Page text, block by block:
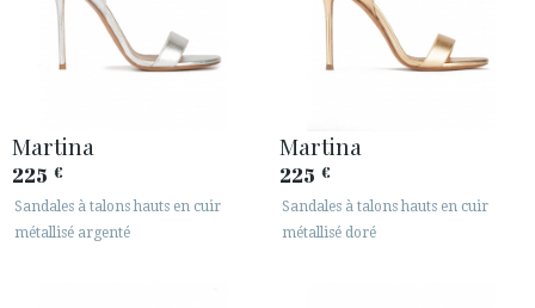
· SERVICE CLIENT
· EXPÉDITIONS
· TERMES ET CONDITIONS
· INFORMATION LÉGALE
Martina
225 €
Sandales à talons hauts en cuir
métallisé argenté
Martina
225 €
Sandales à talons hauts en cuir
métallisé doré